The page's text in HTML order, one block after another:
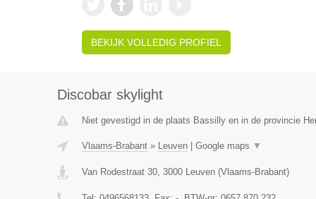
BEKIJK VOLLEDIG PROFIEL
Discobar skylight
Niet gevestigd in de plaats Bassilly en in de provincie
Vlaams-Brabant» Leuven| Google maps ▼
Van Rodestraat 30, 3000 Leuven(Vlaams-Brabant)